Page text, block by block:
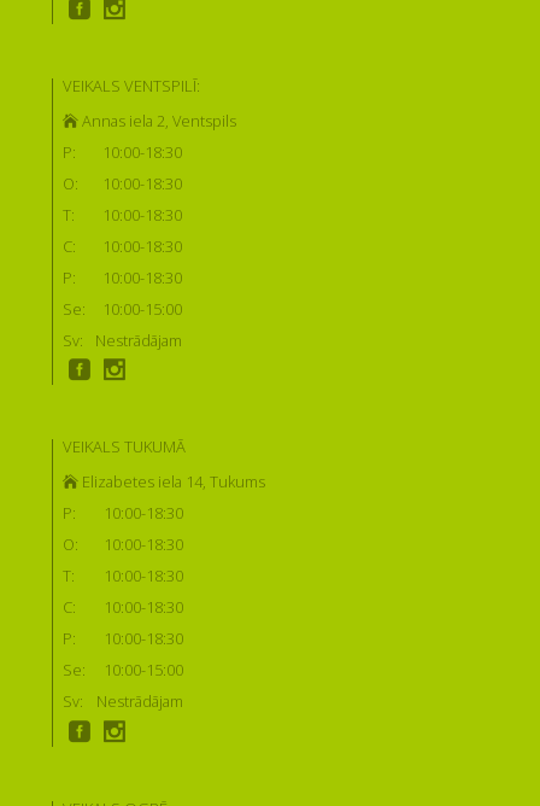
VEIKALS VENTSPILĪ:
Annas iela 2, Ventspils
P:
10:00-18:30
O:
10:00-18:30
T:
10:00-18:30
C:
10:00-18:30
P:
10:00-18:30
Se:
10:00-15:00
Sv:
Nestrādājam
VEIKALS TUKUMĀ
Elizabetes iela 14, Tukums
P:
10:00-18:30
O:
10:00-18:30
T:
10:00-18:30
C:
10:00-18:30
P:
10:00-18:30
Se:
10:00-15:00
Sv:
Nestrādājam